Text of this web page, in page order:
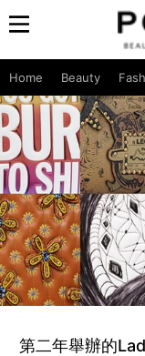
Home Beauty
第二年舉辦的